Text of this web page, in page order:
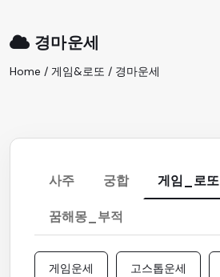
경마운세
Home / 게임&로또 / 경마운세
사주 궁합
게임_로또
꿈해몽_부적
게임운세 고스톱운세
갤러리 & 동영상